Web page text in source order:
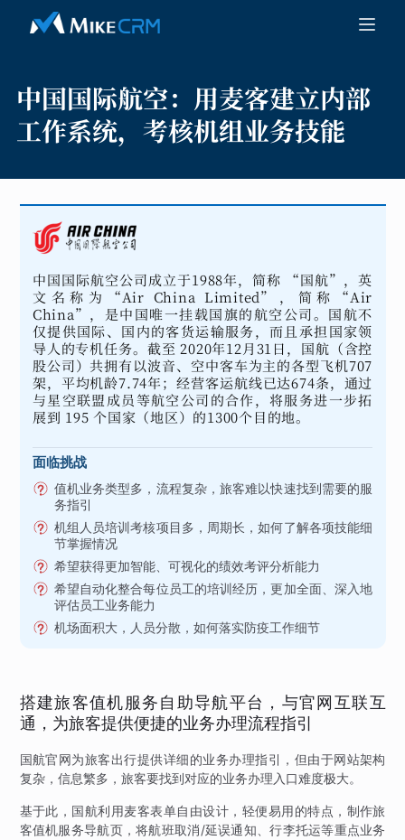
中国国际航空： 用麦客建立内部
工作系统，考核机组业务技能
中国国际航空公司成立于1988年，简称 “国航”，英
文名称为“Air China Limited”，简称“Air
China”，是中国唯一挂载国旗的航空公司。国航不
仅提供国际、国内的客货运输服务，而且承担国家领
导人的专机任务。截至 2020年12月31日，国航（含控
股公司）共拥有以波音、空中客车为主的各型飞机707
架，平均机龄7.74年；经营客运航线已达674条，通过
与星空联盟成员等航空公司的合作，将服务进一步拓
展到 195 个国家（地区）的1300个目的地。
面临挑战
值机业务类型多，流程复杂，旅客难以快速找到需要的服
务指引
机组人员培训考核项目多，周期长，如何了解各项技能细
节掌握情况
希望获得更加智能、可视化的绩效考评分析能力
希望自动化整合每位员工的培训经历，更加全面、深入地
评估员工业务能力
机场面积大，人员分散，如何落实防疫工作细节
搭建旅客值机服务自助导航平台，与官网互联互
通，为旅客提供便捷的业务办理流程指引
国航官网为旅客出行提供详细的业务办理指引，但由于网站架构
复杂，信息繁多，旅客要找到对应的业务办理入口难度极大。
基于此，国航利用麦客表单自由设计，轻便易用的特点，制作旅
客值机服务导航页，将航班取消/延误通知、行李托运等重点业务